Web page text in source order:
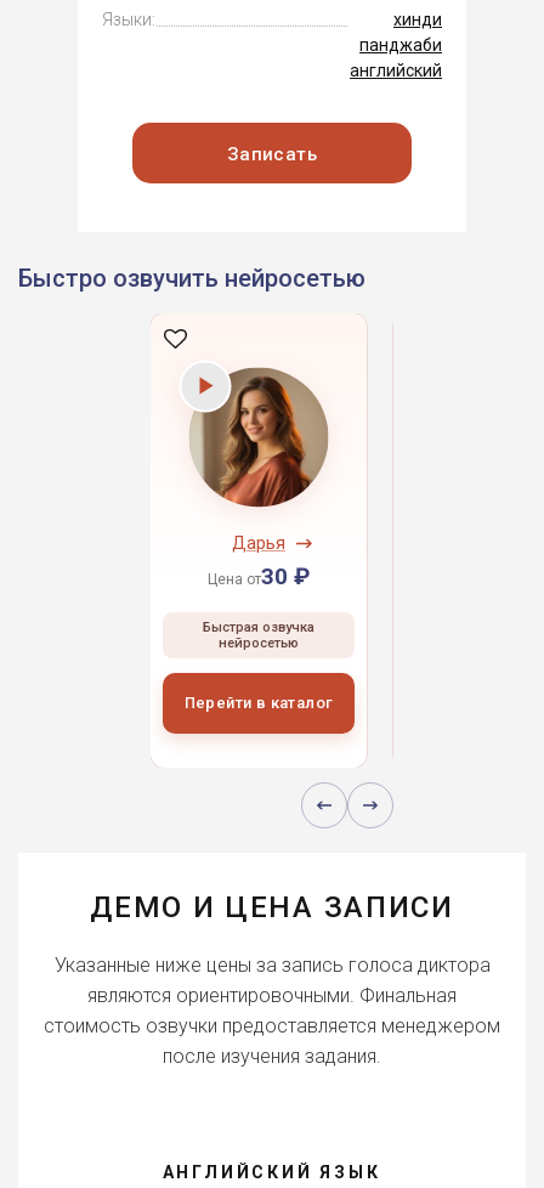
Языки:
хинди
панджаби
английский
Записать
Быстро озвучить нейросетью
Дарья
Цена от30 ₽
Быстрая озвучка
нейросетью
Перейти в каталог
ДЕМО И ЦЕНА ЗАПИСИ
Указанные ниже цены за запись голоса диктора
являются ориентировочными. Финальная
стоимость озвучки предоставляется менеджером
после изучения задания.
АНГЛИЙСКИЙ ЯЗЫК